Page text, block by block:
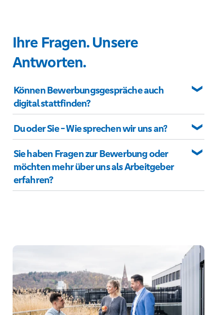
Ihre Fragen. Unsere
Antworten.
Können Bewerbungsgespräche auch
digital stattfinden?
Du oder Sie - Wie sprechen wir uns an?
Sie haben Fragen zur Bewerbung oder
möchten mehr über uns als Arbeitgeber
erfahren?